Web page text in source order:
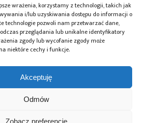
wrażenia, korzystamy z technologii, takich jak
i/lub uzyskiwania dostępu do informacji o
technologie pozwoli nam przetwarzać dane,
przeglądania lub unikalne identyfikatory
zgody lub wycofanie zgody może
niektóre cechy i funkcje.
Akceptuję
Odmów
Zobacz preferencje
Microchip i Micron
architekturę
pamięci masowej